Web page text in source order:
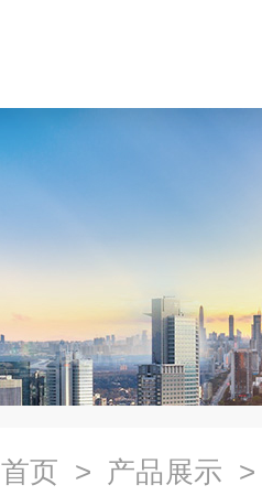
首页 > 产品展示